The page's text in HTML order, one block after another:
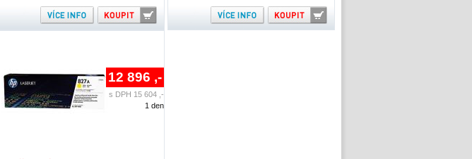
12 896 ,-
s DPH 15 604 ,-
1 den